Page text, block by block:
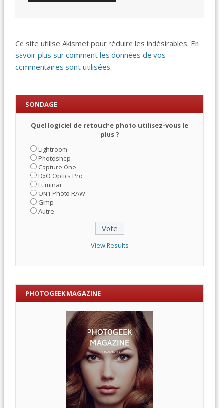
Ce site utilise Akismet pour réduire les indésirables. En
savoir plus sur comment les données de vos
commentaires sont utilisées.
SONDAGE
Quel logiciel de retouche photo utilisez-vous le
plus ?
Lightroom
Photoshop
Capture One
DxO Optics Pro
Luminar
ON1 Photo RAW
Gimp
Autre
View Results
PHOTOGEEK MAGAZINE